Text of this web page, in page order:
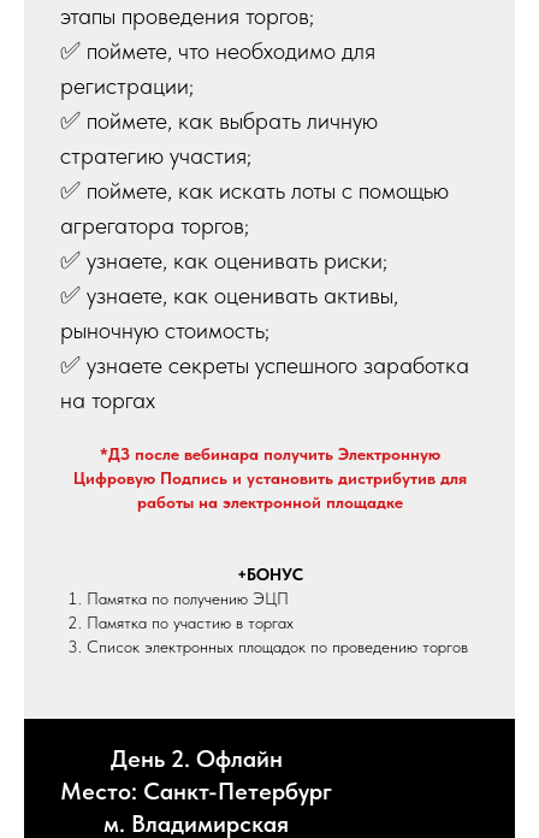
этапы проведения торгов;
✅ поймете, что необходимо для
регистрации;
✅ поймете, как выбрать личную
стратегию участия;
✅ поймете, как искать лоты с помощью
агрегатора торгов;
✅ узнаете, как оценивать риски;
✅ узнаете, как оценивать активы,
рыночную стоимость;
✅ узнаете секреты успешного заработка
на торгах
*ДЗ после вебинара получить Электронную
Цифровую Подпись и установить дистрибутив для
работы на электронной площадке
+БОНУС
Памятка по получению ЭЦП
Памятка по участию в торгах
Список электронных площадок по проведению торгов
День 2. Офлайн
Место: Санкт-Петербург
м. Владимирская